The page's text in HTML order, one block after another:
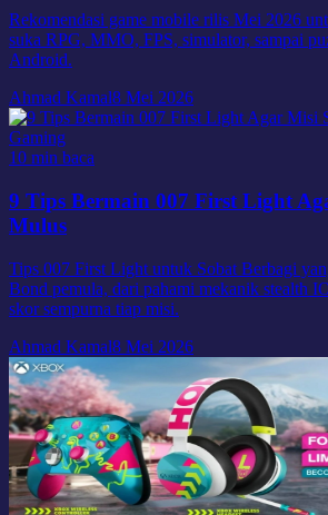
Rekomendasi game mobile rilis Mei 2026
suka RPG, MMO, FPS, simulator, sampai
Android.
Ahmad Kamal8 Mei 2026
Gaming
10 min baca
9 Tips Bermain 007 First Light
Mulus
Tips 007 First Light untuk Sobat Berbagi
Bond pemula, dari pahami mekanik stealth
skor sempurna tiap misi.
Ahmad Kamal8 Mei 2026